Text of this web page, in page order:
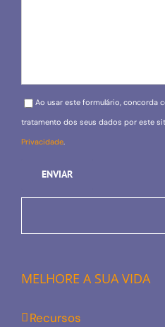
Please leave this field empty.
Ao usar este formulário, concorda
tratamento dos seus dados por este
Privacidade.
MELHORE A SUA VIDA
Recursos